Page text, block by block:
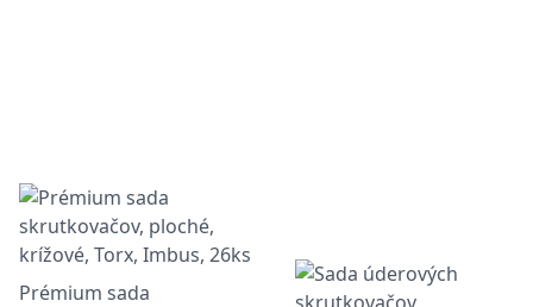
Prémium sada